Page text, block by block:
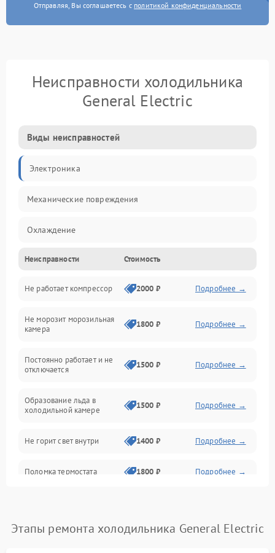
Отправляя, Вы соглашаетесь с политикой конфиденциальности
Неисправности холодильника
General Electric
Виды неисправностей
Электроника
Механические повреждения
Охлаждение
Механика
Электропитание
Дренаж
Неисправности Стоимость
Не работает компрессор 2000 ₽ Подробнее →
Не морозит морозильная
камера
1800 ₽ Подробнее →
Постоянно работает и не
отключается
1500 ₽ Подробнее →
Образование льда в
холодильной камере
1500 ₽ Подробнее →
Не горит свет внутри 1400 ₽ Подробнее →
Поломка термостата 1800 ₽ Подробнее →
Поломка системы No Frost 2600 ₽ Подробнее →
Этапы ремонта холодильника General Electric